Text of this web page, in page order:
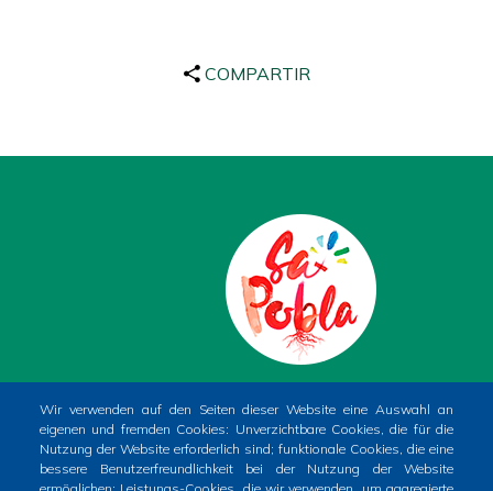
COMPARTIR
PLAÇA DE LA CONSTITUCIÓ, 1. SA POBLA
(MALLORCA)
Phone
+34 971 54 00 54
Wir verwenden auf den Seiten dieser Website eine Auswahl an
eigenen und fremden Cookies: Unverzichtbare Cookies, die für die
Nutzung der Website erforderlich sind; funktionale Cookies, die eine
bessere Benutzerfreundlichkeit bei der Nutzung der Website